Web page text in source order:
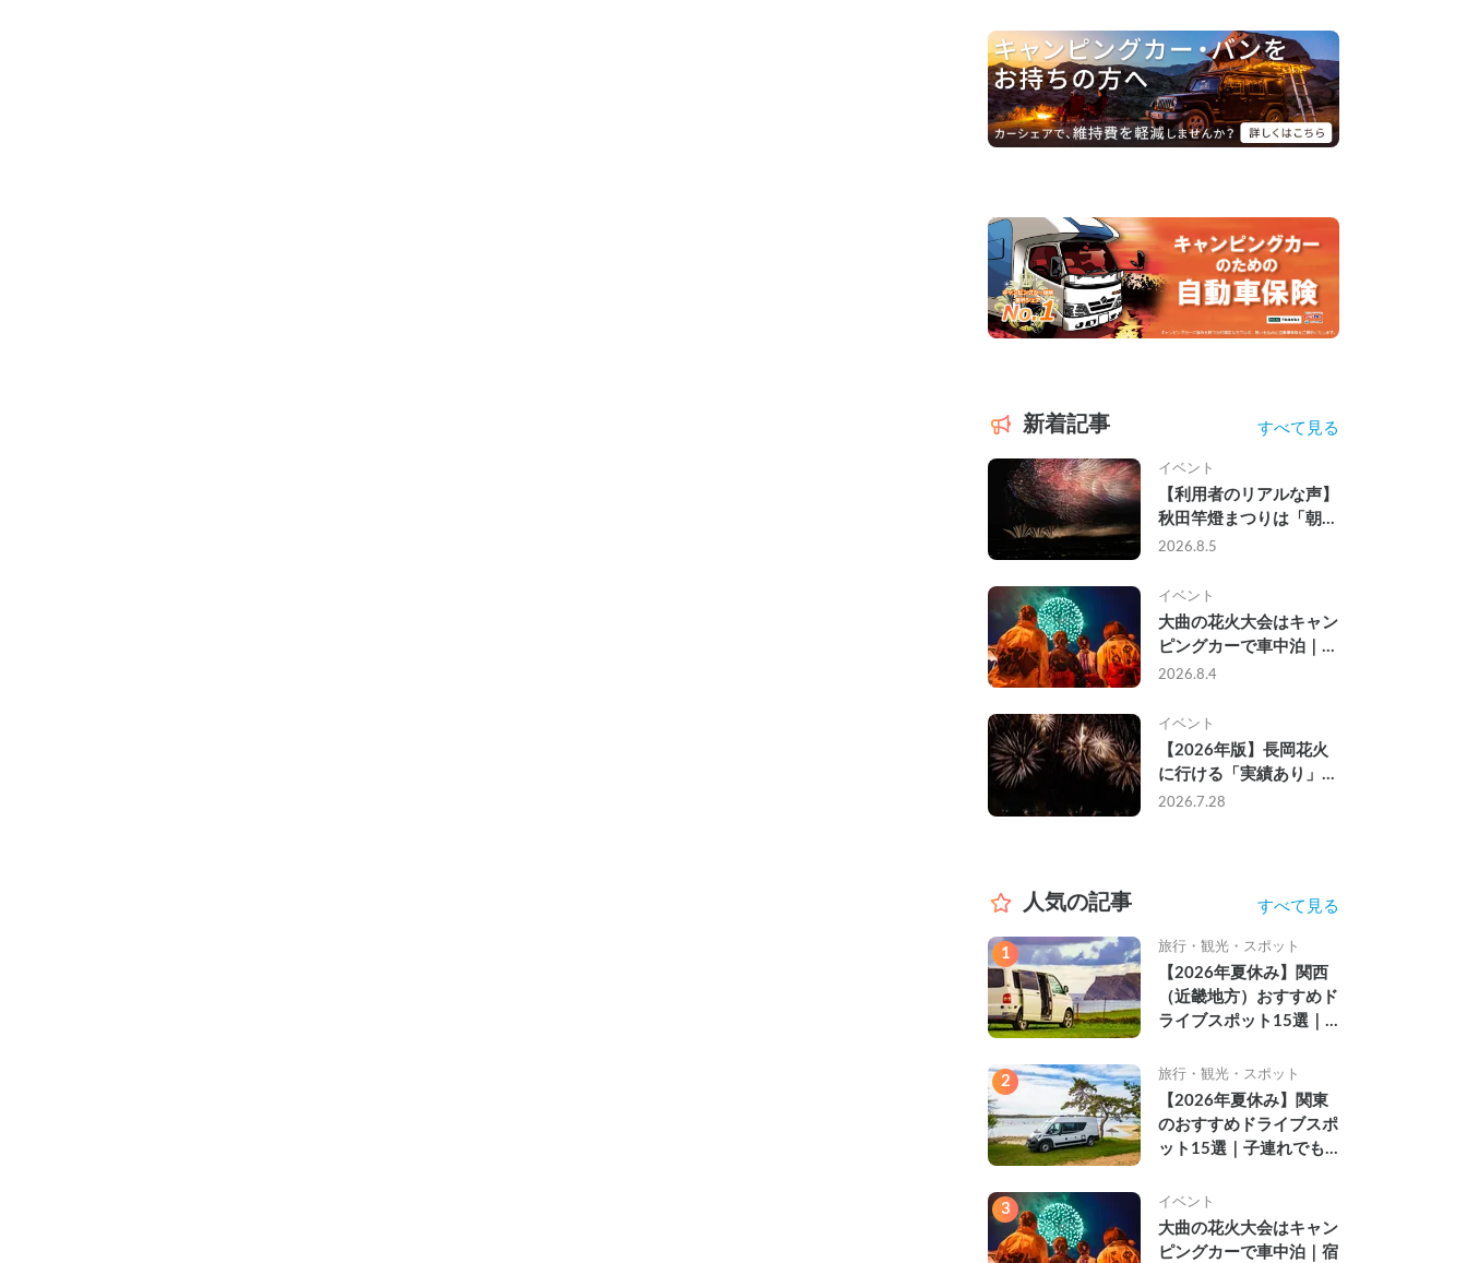
新着記事 すべて見る
イベント
【利用者のリアルな声】
秋田竿燈まつりは「朝か
ら夜まで」の祭り。キャ
組の記録
2026.8.5
イベント
大曲の花火大会はキャン
ピングカーで車中泊｜宿
なし・渋滞なしで楽しむ
2026.8.4
イベント
【2026年版】長岡花火
に行ける「実績あり」の
キャンピングカー3選｜
2026.7.28
人気の記事 すべて見る
1 旅行・観光・スポット
【2026年夏休み】関西
（近畿地方）おすすめド
ライブスポット15選｜
名所を紹介
2 旅行・観光・スポット
【2026年夏休み】関東
のおすすめドライブスポ
ット15選｜子連れでも
ルメ・温泉を徹底解説
3 イベント
大曲の花火大会はキャン
ピングカーで車中泊｜宿